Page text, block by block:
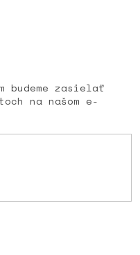
budeme zasielať
na našom e-